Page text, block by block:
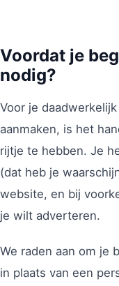
Voordat je
nodig?
Voor je
aanmaken, is het
rijtje te hebben. Je
(dat heb je
website, en bij
je wilt adverteren.
We raden aan om je
in plaats van een